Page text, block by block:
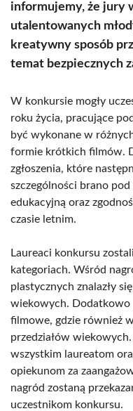
informujemy, że jury
utalentowanych
kreatywny sposób
temat bezpiecznych
W konkursie mogły
roku życia, pracujące
być wykonane w
formie krótkich filmów.
zgłoszenia, które
szczególności brano
edukacyjną oraz
czasie letnim.
Laureaci konkursu
kategoriach. Wśród
plastycznych znalazły
wiekowych. Dodatkowo
filmowe, gdzie również
przedziałów
wszystkim laureatom
opiekunom za
nagród zostaną
uczestnikom konkursu.